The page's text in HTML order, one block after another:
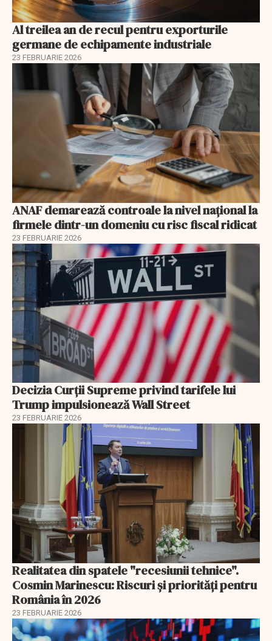
Al treilea an de recul pentru exporturile
germane de echipamente industriale
23 FEBRUARIE 2026
ANAF demarează controale la nivel naţional la
firmele dintr-un domeniu cu risc fiscal ridicat
23 FEBRUARIE 2026
Decizia Curții Supreme privind tarifele lui
Trump impulsionează Wall Street
23 FEBRUARIE 2026
Realitatea din spatele "recesiunii tehnice".
Cosmin Marinescu: Riscuri și priorități pentru
România în 2026
23 FEBRUARIE 2026